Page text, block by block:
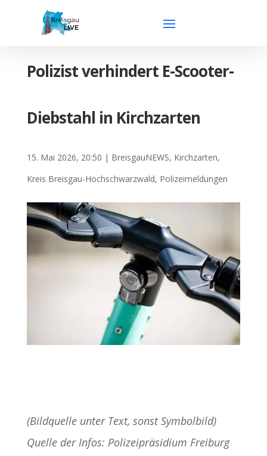
Polizist verhindert E-Scooter-
Diebstahl in Kirchzarten
15. Mai 2026, 20:50 | BreisgauNEWS, Kirchzarten,
Kreis Breisgau-Hochschwarzwald, Polizeimeldungen
(Bildquelle unter Text, sonst Symbolbild)
Quelle der Infos: Polizeipräsidium Freiburg